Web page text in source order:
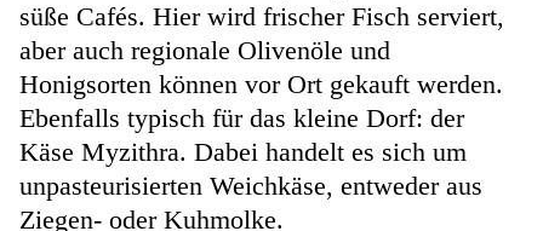
süße Cafés. Hier wird frischer Fisch serviert,
aber auch regionale Olivenöle und
Honigsorten können vor Ort gekauft werden.
Ebenfalls typisch für das kleine Dorf: der
Käse Myzithra. Dabei handelt es sich um
unpasteurisierten Weichkäse, entweder aus
Ziegen- oder Kuhmolke.